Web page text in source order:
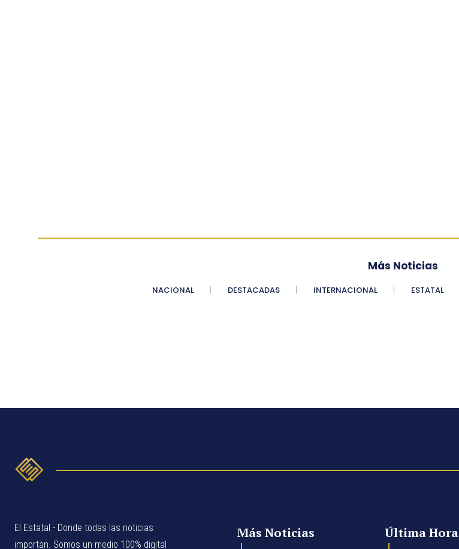
Más Noticias
NACIONAL DESTACADAS INTERNACIONAL ESTATAL
El Estatal - Donde todas las noticias
importan. Somos un medio 100% digital
Más Noticias Última Hora